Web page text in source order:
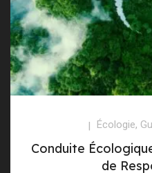
Écologie,
Conduite
de